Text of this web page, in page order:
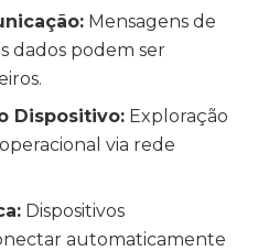
Mensagens de
dados podem ser
Dispositivo: Exploração
via rede
Dispositivos
automaticamente